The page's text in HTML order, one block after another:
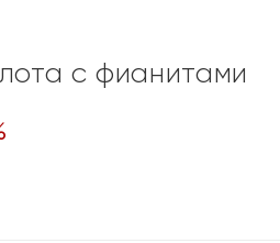
с фианитами